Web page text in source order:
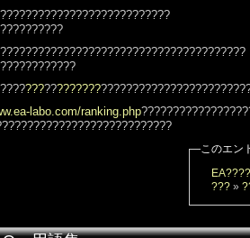
????????????
labo.com/ranking.php
このエン
??? »